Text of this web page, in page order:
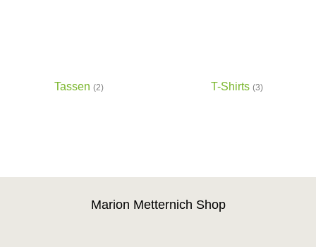
Tassen (2) T-Shirts (3)
Marion Metternich Shop